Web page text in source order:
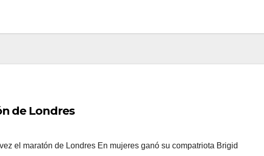
de Londres
el maratón de Londres En mujeres ganó su compatriota Brigid